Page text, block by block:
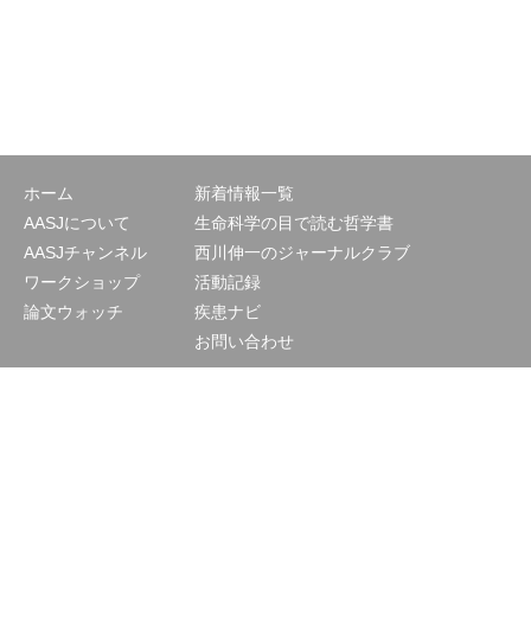
ホーム
AASJについて
AASJチャンネル
ワークショップ
論文ウォッチ
新着情報一覧
生命科学の目で読む哲学書
西川伸一のジャーナルクラブ
活動記録
疾患ナビ
お問い合わせ